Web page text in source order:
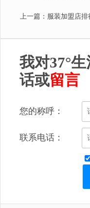
上一篇：服装加盟店
我对37°
话或留言
您的称呼：
联系电话：